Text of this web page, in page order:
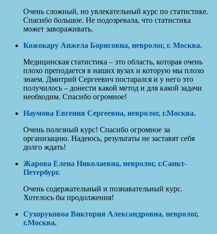
Очень сложный, но увлекательный курс по статистике.
Спасибо большое. Не подозревала, что статистика
может завораживать.
Кожокару Анжела Борисовна, невролог, г. Москва.
Медицинская статистика – это область, которая очень
плохо преподается в наших вузах и которую мы плохо
знаем. Дмитрий Сергеевич постарался и у него это
получилось – донести какой метод и для какой задачи
необходим. Спасибо огромное!
Наумова Евгения Сергеевна, невролог, г.Москва.
Очень полезный курс! Спасибо огромное за
организацию. Надеюсь, результаты не заставят себя
долго ждать!
Жарова Елена Николаевна, невролог, г.Санкт-
Петербург.
Очень содержательный и познавательный курс.
Хотелось бы продолжения!
Сухоруковоа Виктория Александровна, невролог,
г.Москва.